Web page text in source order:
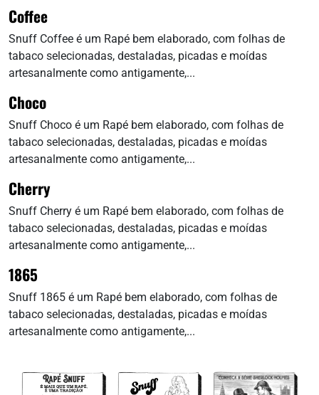
Coffee
Snuff Coffee é um Rapé bem elaborado, com folhas de
tabaco selecionadas, destaladas, picadas e moídas
artesanalmente como antigamente,...
Choco
Snuff Choco é um Rapé bem elaborado, com folhas de
tabaco selecionadas, destaladas, picadas e moídas
artesanalmente como antigamente,...
Cherry
Snuff Cherry é um Rapé bem elaborado, com folhas de
tabaco selecionadas, destaladas, picadas e moídas
artesanalmente como antigamente,...
1865
Snuff 1865 é um Rapé bem elaborado, com folhas de
tabaco selecionadas, destaladas, picadas e moídas
artesanalmente como antigamente,...